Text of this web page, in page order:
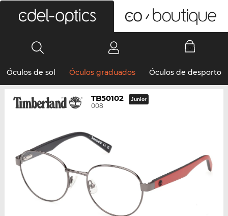
Óculos de sol Óculos graduados Óculos de desporto
TB50102
008
Junior